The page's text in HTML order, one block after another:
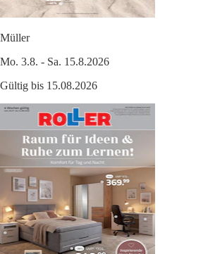
Müller
Mo. 3.8. - Sa. 15.8.2026
Gültig bis 15.08.2026